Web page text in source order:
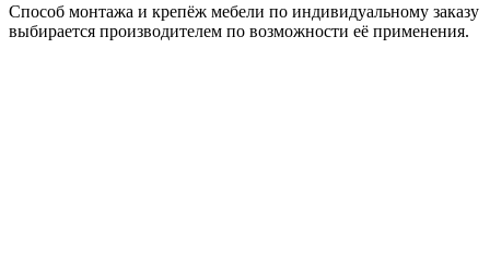
Способ монтажа и крепёж мебели по индивидуальному заказу
выбирается производителем по возможности её применения.